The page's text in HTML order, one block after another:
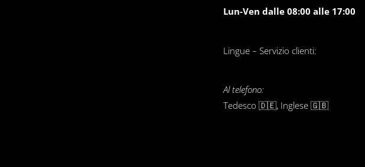
Lun-Ven dalle 08:00 alle 17:00
Lingue – Servizio clienti:
Al telefono:
Tedesco 🇩🇪, Inglese 🇬🇧